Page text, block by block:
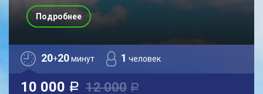
20+20минут 1 человек
10 000 a 12 000 a
Подробнее